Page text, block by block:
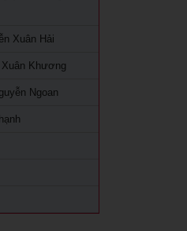
tại TPHCM
tại TPHCM
tại TPHCM
Xuân Hải
Khương
Ngoan